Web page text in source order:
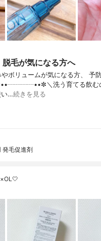
毛が気になる方へ
ボリュームが気になる方、 予
＼洗う育てる飲む
い…続きを見る
発毛促進剤